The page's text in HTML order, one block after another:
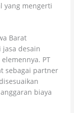
yang mengerti
Barat
desain
PT
sebagai partner
biaya